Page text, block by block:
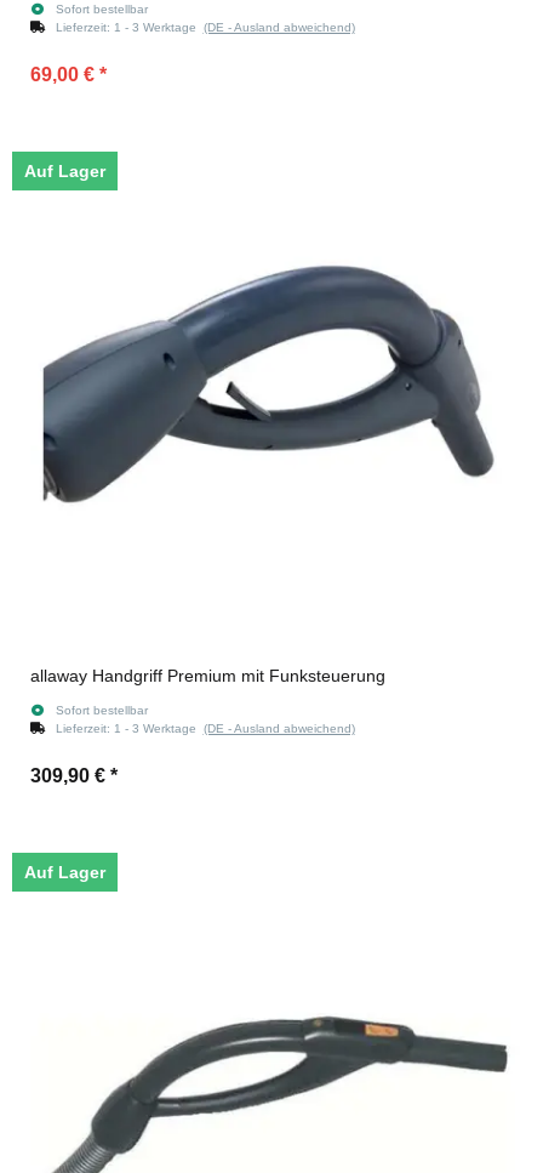
Sofort bestellbar
Lieferzeit: 1 - 3 Werktage (DE - Ausland abweichend)
69,00 € *
Auf Lager
allaway Handgriff Premium mit Funksteuerung
Sofort bestellbar
Lieferzeit: 1 - 3 Werktage (DE - Ausland abweichend)
309,90 € *
Auf Lager